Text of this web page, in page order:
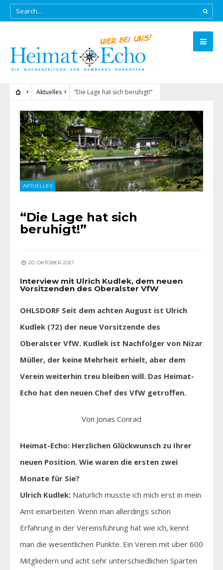
Aktuelles “Die Lage hat sich beruhigt!”
AKTUELLES
“Die Lage hat sich
beruhigt!”
20. OKTOBER 2021
Interview mit Ulrich Kudlek, dem neuen
Vorsitzenden des Oberalster VfW
OHLSDORF Seit dem achten August ist Ulrich
Kudlek (72) der neue Vorsitzende des
Oberalster VfW. Kudlek ist Nachfolger von Nizar
Müller, der keine Mehrheit erhielt, aber dem
Verein weiterhin treu bleiben will. Das Heimat-
Echo hat den neuen Chef des VfW getroffen.
Von Jonas Conrad
Heimat-Echo: Herzlichen Glückwunsch zu Ihrer
neuen Position. Wie waren die ersten zwei
Monate für Sie?
Ulrich Kudlek: Natürlich musste ich mich erst in mein
Amt einarbeiten. Wenn man allerdings schon
Erfahrung in der Vereinsführung hat wie ich, kennt
man die wesentlichen Punkte. Ein Verein mit über 600
Mitgliedern und acht sehr unterschiedlichen Sparten